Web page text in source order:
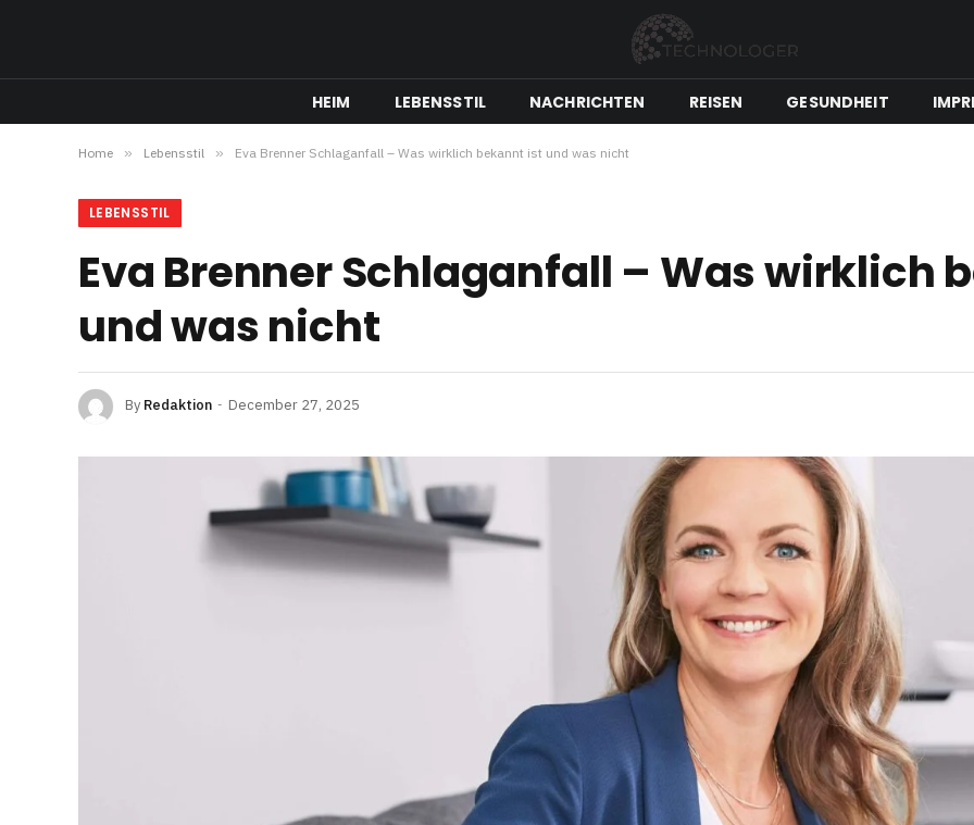
HEIM LEBENSSTIL NACHRICHTEN REISEN GESUNDHEIT
Home » Lebensstil » Eva Brenner Schlaganfall – Was wirklich bekannt ist und was nicht
LEBENSSTIL
Eva Brenner Schlaganfall – Was wirklich
und was nicht
By Redaktion December 27, 2025